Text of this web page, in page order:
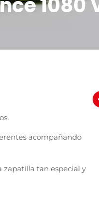
acompañando
zapatilla tan especial y